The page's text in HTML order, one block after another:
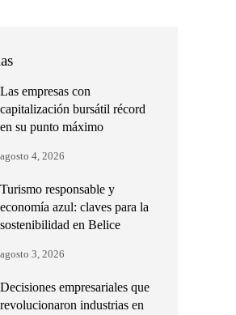
Las empresas con
capitalización bursátil récord
en su punto máximo
agosto 4, 2026
Turismo responsable y
economía azul: claves para la
sostenibilidad en Belice
agosto 3, 2026
Decisiones empresariales que
revolucionaron industrias en